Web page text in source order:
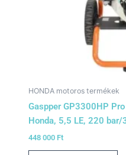
HONDA motoros termékek
Gaspper GP3300HP
Honda, 5,5 LE, 220 bar/
448 000 Ft